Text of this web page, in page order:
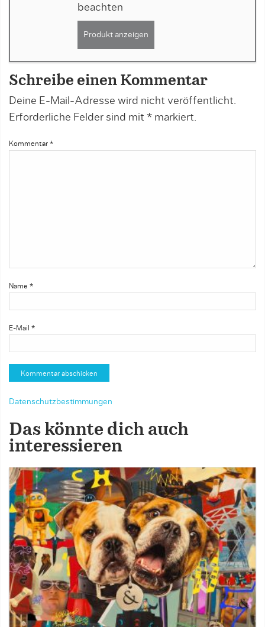
beachten
Produkt anzeigen
Schreibe einen Kommentar
Deine E-Mail-Adresse wird nicht veröffentlicht.
Erforderliche Felder sind mit * markiert.
Kommentar *
Name *
E-Mail *
Datenschutzbestimmungen
Das könnte dich auch
interessieren